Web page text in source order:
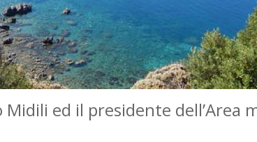
ed il presidente dell’Area